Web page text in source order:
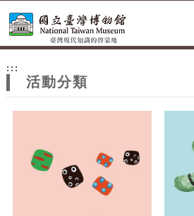
網
站
主
:::
活動分類